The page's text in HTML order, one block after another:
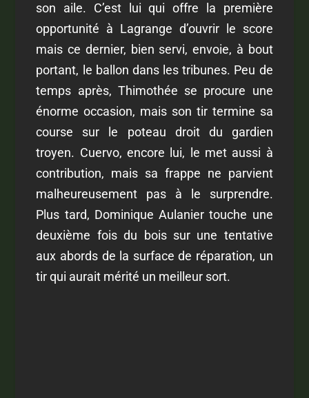
son aile. C’est lui qui offre la première
opportunité à Lagrange d’ouvrir le score
mais ce dernier, bien servi, envoie, à bout
portant, le ballon dans les tribunes. Peu de
temps après, Thimothée se procure une
énorme occasion, mais son tir termine sa
course sur le poteau droit du gardien
troyen. Cuervo, encore lui, le met aussi à
contribution, mais sa frappe ne parvient
malheureusement pas à le surprendre.
Plus tard, Dominique Aulanier touche une
deuxième fois du bois sur une tentative
aux abords de la surface de réparation, un
tir qui aurait mérité un meilleur sort.